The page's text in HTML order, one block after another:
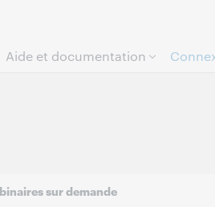
Aide et documentation
sur demande